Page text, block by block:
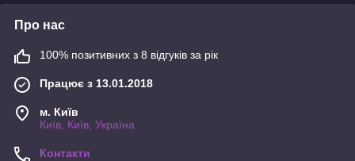
Про нас
100% позитивних з 8 відгуків за рік
Працює з 13.01.2018
м. Київ
Київ, Київ, Україна
Контакти